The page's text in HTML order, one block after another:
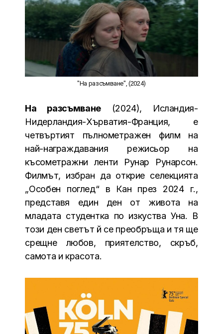
"На разсъмване", (2024)
На разсъмване(2024), Исландия-
Нидерландия-Хърватия-Франция, e
четвъртият пълнометражен филм на
най-награждавания режисьор на
късометражни ленти Рунар Рунарсон.
Филмът, избран да открие селекцията
„Особен поглед“ в Кан през 2024 г.,
представя един ден от живота на
младата студентка по изкуства Уна. В
този ден светът й се преобръща и тя ще
срещне любов, приятелство, скръб,
самота и красота.